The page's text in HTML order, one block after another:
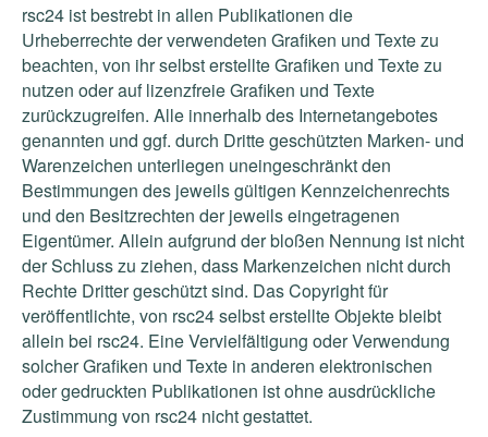
rsc24 ist bestrebt in allen Publikationen die
Urheberrechte der verwendeten Grafiken und Texte zu
beachten, von ihr selbst erstellte Grafiken und Texte zu
nutzen oder auf lizenzfreie Grafiken und Texte
zurückzugreifen. Alle innerhalb des Internetangebotes
genannten und ggf. durch Dritte geschützten Marken- und
Warenzeichen unterliegen uneingeschränkt den
Bestimmungen des jeweils gültigen Kennzeichenrechts
und den Besitzrechten der jeweils eingetragenen
Eigentümer. Allein aufgrund der bloßen Nennung ist nicht
der Schluss zu ziehen, dass Markenzeichen nicht durch
Rechte Dritter geschützt sind. Das Copyright für
veröffentlichte, von rsc24 selbst erstellte Objekte bleibt
allein bei rsc24. Eine Vervielfältigung oder Verwendung
solcher Grafiken und Texte in anderen elektronischen
oder gedruckten Publikationen ist ohne ausdrückliche
Zustimmung von rsc24 nicht gestattet.